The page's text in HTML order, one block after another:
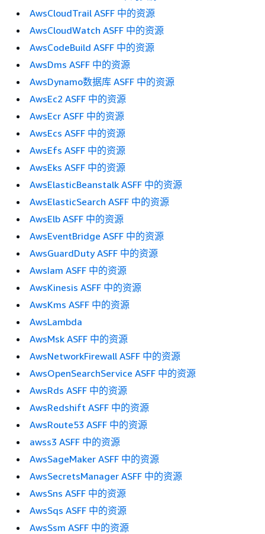
AwsCloudTrail ASFF 中的资源
AwsCloudWatch ASFF 中的资源
AwsCodeBuild ASFF 中的资源
AwsDms ASFF 中的资源
AwsDynamo数据库 ASFF 中的资源
AwsEc2 ASFF 中的资源
AwsEcr ASFF 中的资源
AwsEcs ASFF 中的资源
AwsEfs ASFF 中的资源
AwsEks ASFF 中的资源
AwsElasticBeanstalk ASFF 中的资源
AwsElasticSearch ASFF 中的资源
AwsElb ASFF 中的资源
AwsEventBridge ASFF 中的资源
AwsGuardDuty ASFF 中的资源
AwsIam ASFF 中的资源
AwsKinesis ASFF 中的资源
AwsKms ASFF 中的资源
AwsLambda
AwsMsk ASFF 中的资源
AwsNetworkFirewall ASFF 中的资源
AwsOpenSearchService ASFF 中的资源
AwsRds ASFF 中的资源
AwsRedshift ASFF 中的资源
AwsRoute53 ASFF 中的资源
awss3 ASFF 中的资源
AwsSageMaker ASFF 中的资源
AwsSecretsManager ASFF 中的资源
AwsSns ASFF 中的资源
AwsSqs ASFF 中的资源
AwsSsm ASFF 中的资源